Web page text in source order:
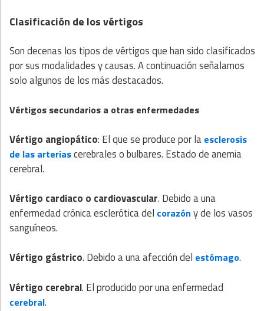
Clasificación de los vértigos
Son decenas los tipos de vértigos que han sido clasificados
por sus modalidades y causas. A continuación señalamos
solo algunos de los más destacados.
Vértigos secundarios a otras enfermedades
Vértigo angiopático: El que se produce por la esclerosis
de las arteriascerebrales o bulbares. Estado de anemia
cerebral.
Vértigo cardiaco o cardiovascular. Debido a una
enfermedad crónica esclerótica del corazón y de los vasos
sanguíneos.
Vértigo gástrico. Debido a una afección del estómago.
Vértigo cerebral. El producido por una enfermedad
cerebral.